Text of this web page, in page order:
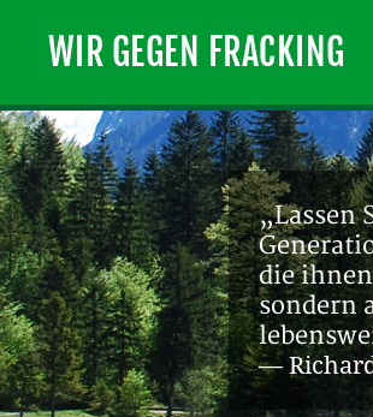
WIR GEGEN FRACKING
„Lassen
die
sondern
—